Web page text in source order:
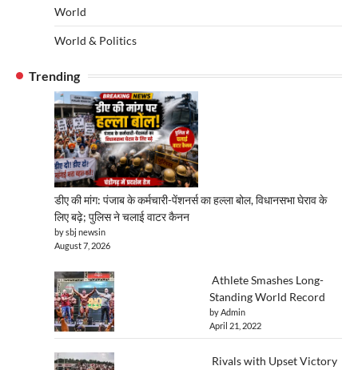
World
World & Politics
Trending
डीए की मांग: पंजाब के कर्मचारी-पेंशनर्स का हल्ला बोल, विधानसभा घेराव के
लिए बढ़े; पुलिस ने चलाई वाटर कैनन
by sbj newsin
August 7, 2026
Athlete Smashes Long-
Standing World Record
by Admin
April 21, 2022
Rivals with Upset Victory